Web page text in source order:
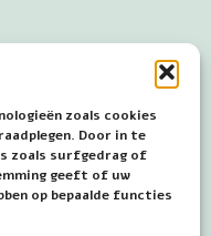
zoals cookies
Door in te
zoals surfgedrag of
geeft of uw
op bepaalde functies